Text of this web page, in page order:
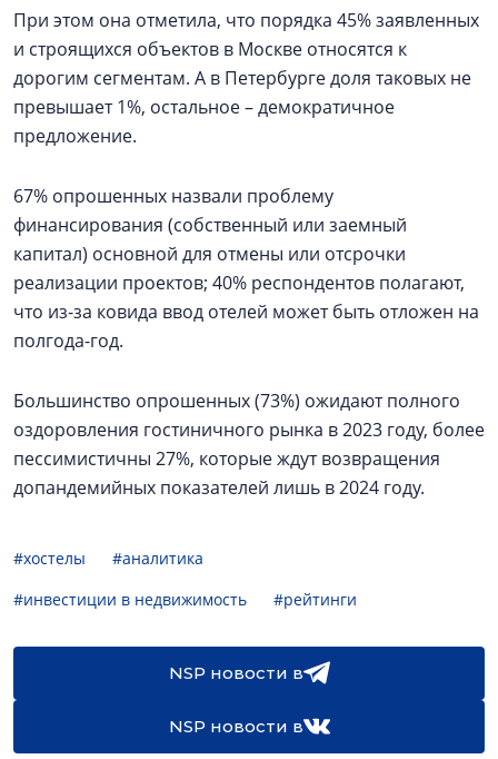
При этом она отметила, что порядка 45% заявленных
и строящихся объектов в Москве относятся к
дорогим сегментам. А в Петербурге доля таковых не
превышает 1%, остальное – демократичное
предложение.
67% опрошенных назвали проблему
финансирования (собственный или заемный
капитал) основной для отмены или отсрочки
реализации проектов; 40% респондентов полагают,
что из-за ковида ввод отелей может быть отложен на
полгода-год.
Большинство опрошенных (73%) ожидают полного
оздоровления гостиничного рынка в 2023 году, более
пессимистичны 27%, которые ждут возвращения
допандемийных показателей лишь в 2024 году.
#хостелы
#аналитика
#инвестиции в недвижимость
#рейтинги
NSP новости в
NSP новости в